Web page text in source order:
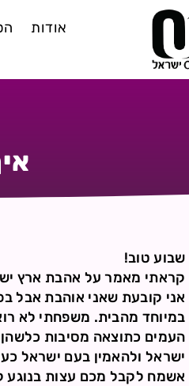
אודות
שבוע טוב!
קראתי מאמר על אהבת ארץ
אני קובעת שאני אוהבת אבל
במיוחד מהבית. משפחתי לא
העמים כתוצאה מסיבות
ישראל ולהאמין בעם ישראל
אשמח לקבל מכם עצות בנוגע